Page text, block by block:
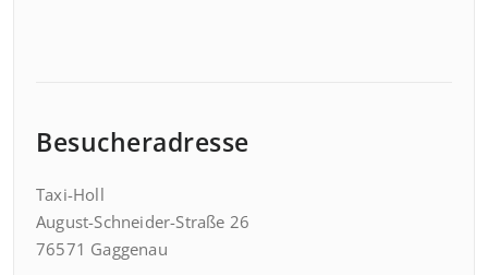
Besucheradresse
Taxi-Holl
August-Schneider-Straße 26
76571 Gaggenau